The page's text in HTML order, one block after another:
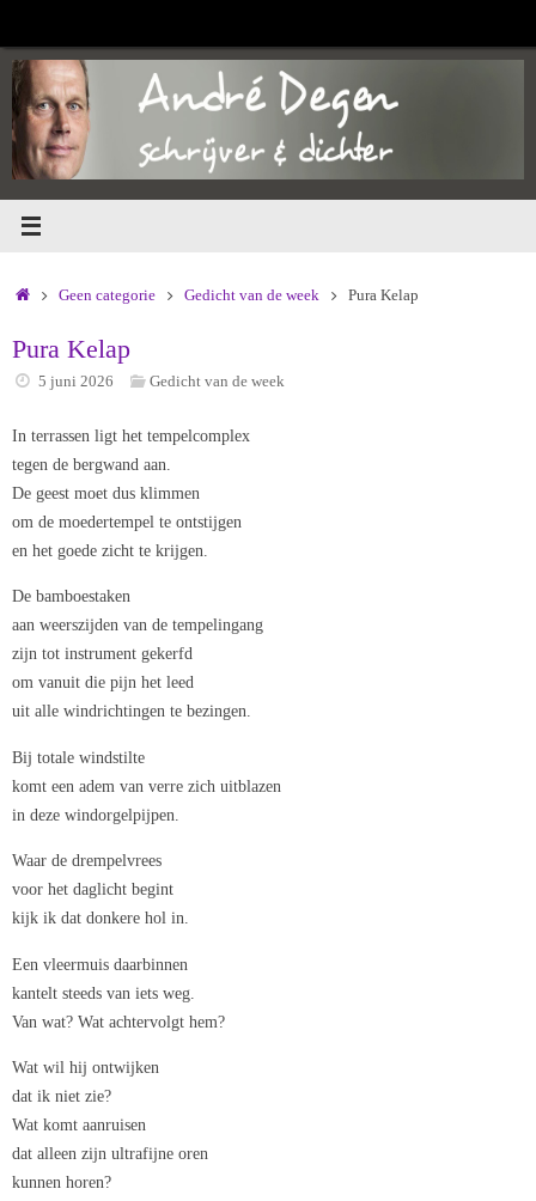
de
inhoud
HomeGeen categorie Gedicht van de week Pura Kelap
Pura Kelap
5 juni 2026 Gedicht van de week
In terrassen ligt het tempelcomplex
tegen de bergwand aan.
De geest moet dus klimmen
om de moedertempel te ontstijgen
en het goede zicht te krijgen.
De bamboestaken
aan weerszijden van de tempelingang
zijn tot instrument gekerfd
om vanuit die pijn het leed
uit alle windrichtingen te bezingen.
Bij totale windstilte
komt een adem van verre zich uitblazen
in deze windorgelpijpen.
Waar de drempelvrees
voor het daglicht begint
kijk ik dat donkere hol in.
Een vleermuis daarbinnen
kantelt steeds van iets weg.
Van wat? Wat achtervolgt hem?
Wat wil hij ontwijken
dat ik niet zie?
Wat komt aanruisen
dat alleen zijn ultrafijne oren
kunnen horen?